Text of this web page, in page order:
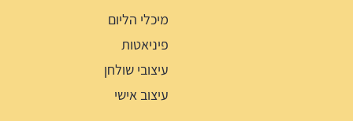
מיכלי הליום
פיניאטות
עיצובי שולחן
עיצוב אישי